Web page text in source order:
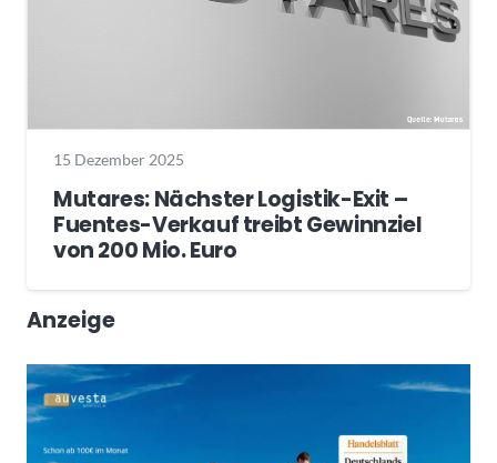
15 Dezember 2025
Mutares: Nächster Logistik-Exit –
Fuentes-Verkauf treibt Gewinnziel
von 200 Mio. Euro
Anzeige